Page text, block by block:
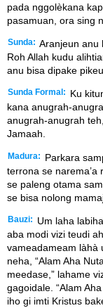
pada nggolèkana
pasamuan, ora sing
Sunda: Aranjeun anu
Roh Allah kudu
anu bisa dipake
Sunda Formal:
Ku
kana anugrah-
anugrah-anugrah
Jamaah.
Madura:
Parkara
terrona se narema’a
se paleng otama
se bisa nolong
Bauzi:
Um laha
aba modi vizi teudi
vameadameam làhà
neha, “Alam Aha
meedase,” lahame
gagoidale. “Alam
iho gi imti Kristus